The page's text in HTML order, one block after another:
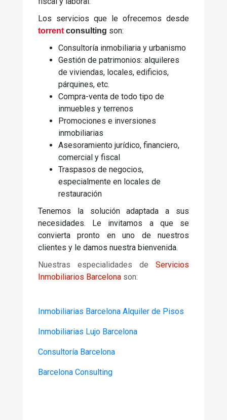
Los servicios que le ofrecemos desde
torrent consulting son:
Consultoría inmobiliaria y urbanismo
Gestión de patrimonios: alquileres
de viviendas, locales, edificios,
párquines, etc.
Compra-venta de todo tipo de
inmuebles y terrenos
Promociones e inversiones
inmobiliarias
Asesoramiento jurídico, financiero,
comercial y fiscal
Traspasos de negocios,
especialmente en locales de
restauración
Tenemos la solución adaptada a sus
necesidades. Le invitamos a que se
convierta pronto en uno de nuestros
clientes y le damos nuestra bienvenida.
Nuestras especialidades de Servicios
Inmobiliarios Barcelona son:
Inmobiliarias Barcelona Alquiler de Pisos
Inmobiliarias Lujo Barcelona
Consultoría Barcelona
Barcelona Consulting